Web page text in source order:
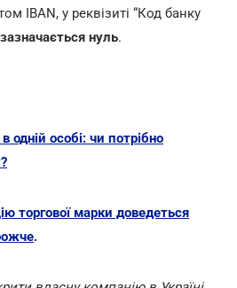
IBAN, у реквізиті “Код банку
зазначається нуль.
одній особі: чи потрібно
торгової марки доведеться
.